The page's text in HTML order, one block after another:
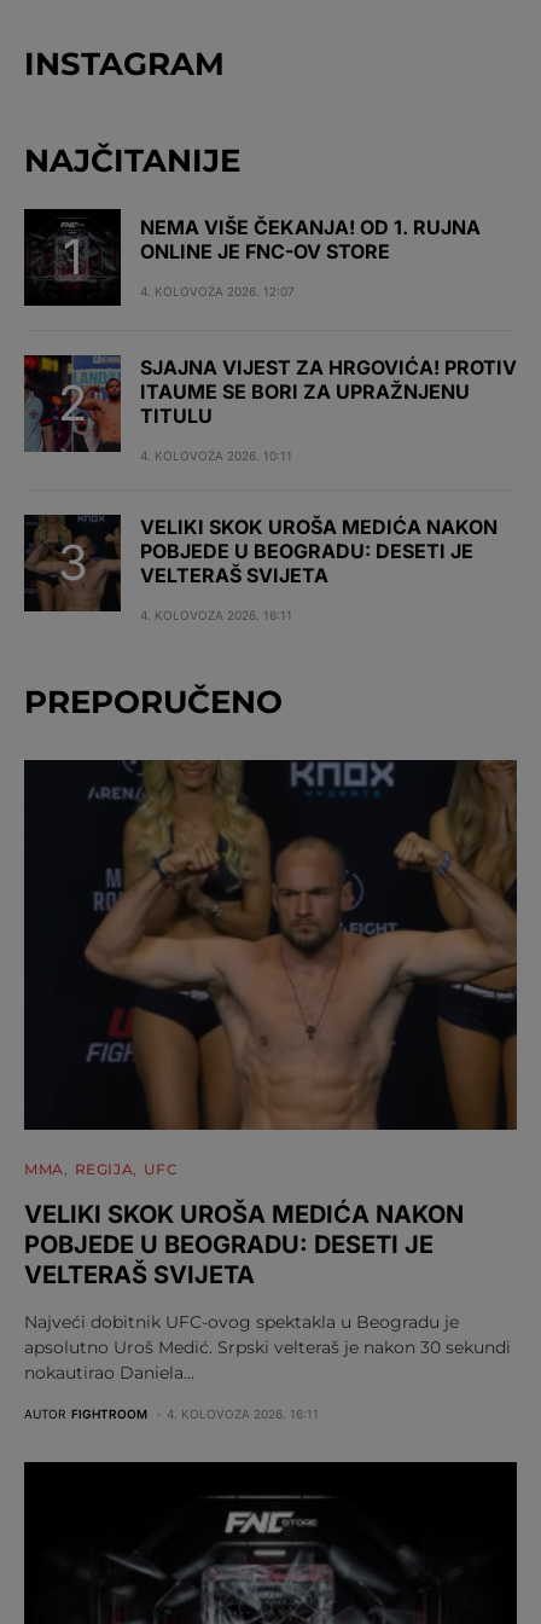
INSTAGRAM
NAJČITANIJE
NEMA VIŠE ČEKANJA! OD 1. RUJNA
ONLINE JE FNC-OV STORE
4. KOLOVOZA 2026. 12:07
SJAJNA VIJEST ZA HRGOVIĆA! PROTIV
ITAUME SE BORI ZA UPRAŽNJENU
TITULU
4. KOLOVOZA 2026. 10:11
VELIKI SKOK UROŠA MEDIĆA NAKON
POBJEDE U BEOGRADU: DESETI JE
VELTERAŠ SVIJETA
4. KOLOVOZA 2026. 16:11
PREPORUČENO
MMA REGIJA UFC
VELIKI SKOK UROŠA MEDIĆA NAKON
POBJEDE U BEOGRADU: DESETI JE
VELTERAŠ SVIJETA
Najveći dobitnik UFC-ovog spektakla u Beogradu je
apsolutno Uroš Medić. Srpski velteraš je nakon 30 sekundi
nokautirao Daniela…
AUTOR FIGHTROOM 4. KOLOVOZA 2026. 16:11